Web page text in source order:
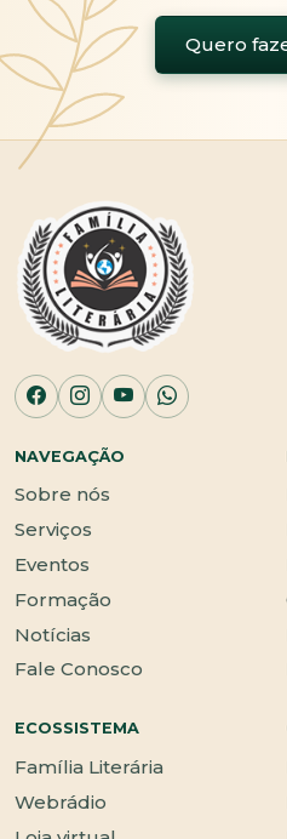
Quero
NAVEGAÇÃO
Sobre nós
Serviços
Eventos
Formação
Notícias
Fale Conosco
ECOSSISTEMA
Família Literária
Webrádio